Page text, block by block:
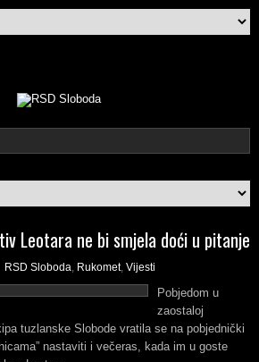
Leotara ne bi smjela doći u pitanje
RSD Sloboda, Rukomet, Vijesti
Pobjedom u
zaostaloj
tuzlanske Slobode vratila se na pobjednički
nastaviti i večeras, kada im u goste